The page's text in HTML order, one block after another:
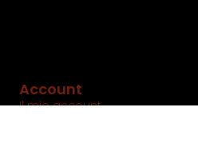
Account
Il mio account